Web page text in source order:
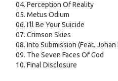
04. Perception Of Reality
05. Metus Odium
06. I’ll Be Your Suicide
07. Crimson Skies
08. Into Submission (Feat.
09. The Seven Faces Of God
10. Final Disclosure